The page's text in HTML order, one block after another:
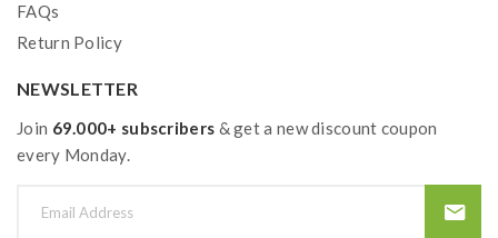
FAQs
Return Policy
NEWSLETTER
Join 69.000+ subscribers & get a new discount coupon
every Monday.